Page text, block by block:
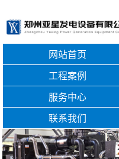
网站首页
工程案例
服务中心
联系我们